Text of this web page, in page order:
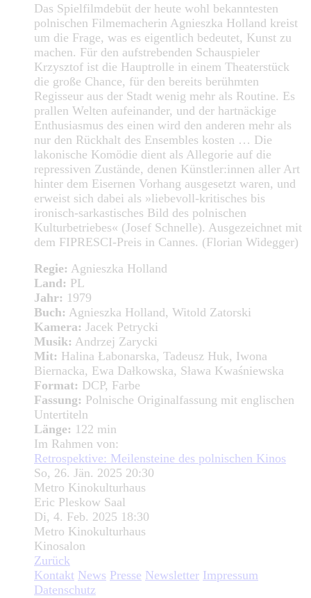
Das Spielfilmdebüt der heute wohl bekanntesten
polnischen Filmemacherin Agnieszka Holland kreist
um die Frage, was es eigentlich bedeutet, Kunst zu
machen. Für den aufstrebenden Schauspieler
Krzysztof ist die Hauptrolle in einem Theaterstück
die große Chance, für den bereits berühmten
Regisseur aus der Stadt wenig mehr als Routine. Es
prallen Welten aufeinander, und der hartnäckige
Enthusiasmus des einen wird den anderen mehr als
nur den Rückhalt des Ensembles kosten … Die
lakonische Komödie dient als Allegorie auf die
repressiven Zustände, denen Künstler:innen aller Art
hinter dem Eisernen Vorhang ausgesetzt waren, und
erweist sich dabei als »liebevoll-kritisches bis
ironisch-sarkastisches Bild des polnischen
Kulturbetriebes« (Josef Schnelle). Ausgezeichnet mit
dem FIPRESCI-Preis in Cannes. (Florian Widegger)
Regie: Agnieszka Holland
Land: PL
Jahr: 1979
Buch: Agnieszka Holland, Witold Zatorski
Kamera: Jacek Petrycki
Musik: Andrzej Zarycki
Mit: Halina Łabonarska, Tadeusz Huk, Iwona
Biernacka, Ewa Dałkowska, Sława Kwaśniewska
Format: DCP, Farbe
Fassung: Polnische Originalfassung mit englischen
Untertiteln
Länge: 122 min
Im Rahmen von:
Retrospektive: Meilensteine des polnischen Kinos
So, 26. Jän. 2025 20:30
Metro Kinokulturhaus
Eric Pleskow Saal
Di, 4. Feb. 2025 18:30
Metro Kinokulturhaus
Kinosalon
Zurück
Kontakt News Presse Newsletter Impressum
Datenschutz